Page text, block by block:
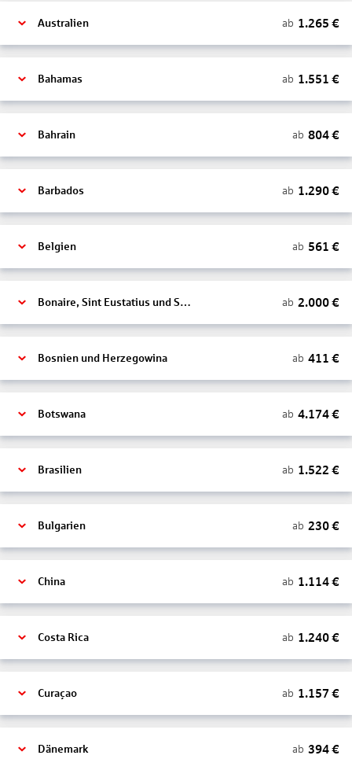
Australien ab 1.265 €
Bahamas ab 1.551 €
Bahrain ab 804€
Barbados ab 1.290€
Belgien ab 561 €
Bonaire, Sint Eustatius und Saba ab 2.000€
Bosnien und Herzegowina ab 411 €
Botswana ab 4.174€
Brasilien ab 1.522 €
Bulgarien ab 230€
China ab 1.114€
Costa Rica ab 1.240€
Curaçao ab 1.157 €
Dänemark ab 394€